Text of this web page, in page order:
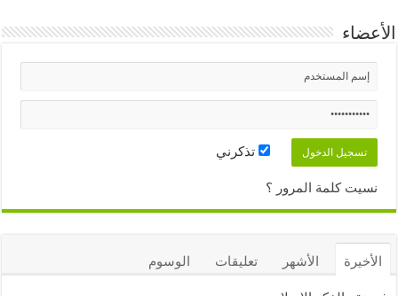
الأعضاء
تذكرني
نسيت كلمة المرور ؟
الأخيرة الأشهر تعليقات الوسوم